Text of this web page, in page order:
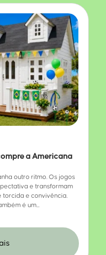
a Americana
outro ritmo. Os jogos
e transformam
torcida e convivência.
é um...